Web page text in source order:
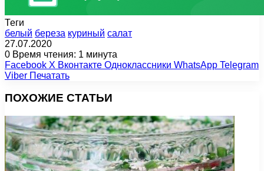
Теги
белый береза куриный салат
27.07.2020
0 Время чтения: 1 минута
Facebook X Вконтакте Одноклассники WhatsApp Telegram
Viber Печатать
ПОХОЖИЕ СТАТЬИ